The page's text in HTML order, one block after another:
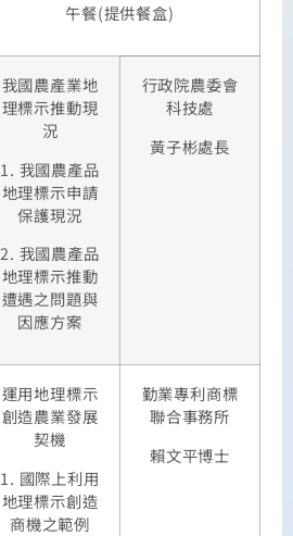
午餐(提供餐盒)
我國農產業地
理標示推動現
況
1. 我國農產品
地理標示申請
保護現況
2. 我國農產品
地理標示推動
遭遇之問題與
因應方案
行政院農委會
科技處
黃子彬處長
運用地理標示
創造農業發展
契機
1. 國際上利用
地理標示創造
商機之範例
勤業專利商標
聯合事務所
賴文平博士